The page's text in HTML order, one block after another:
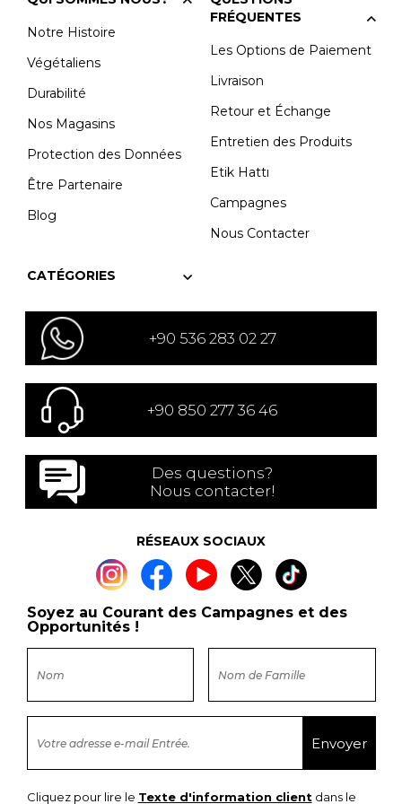
Notre Histoire
Végétaliens
Durabilité
Nos Magasins
Protection des Données
Être Partenaire
Blog
FRÉQUENTES
Les Options de Paiement
Livraison
Retour et Échange
Entretien des Produits
Etik Hattı
Campagnes
Nous Contacter
CATÉGORIES
+90 536 283 02 27
+90 850 277 36 46
Des questions?
Nous contacter!
RÉSEAUX SOCIAUX
Soyez au Courant des Campagnes et des
Opportunités !
Cliquez pour lire le Texte d'information clientdans le